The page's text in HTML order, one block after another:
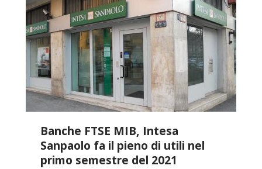
Banche FTSE MIB, Intesa
Sanpaolo fa il pieno di utili nel
primo semestre del 2021